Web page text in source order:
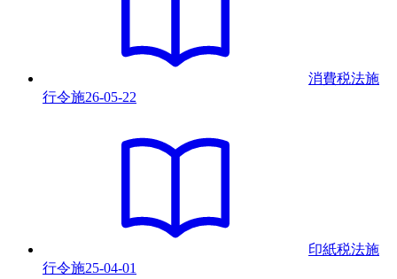
消費税法施
行令施26-05-22
印紙税法施
行令施25-04-01